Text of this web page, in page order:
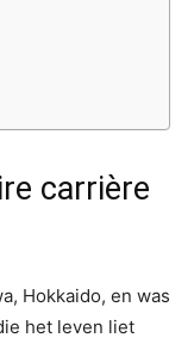
carrière
Hokkaido, en was
het leven liet